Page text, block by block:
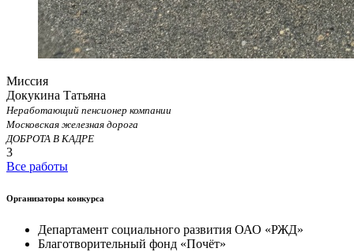
Миссия
Докукина Татьяна
Неработающий пенсионер компании
Московская железная дорога
ДОБРОТА В КАДРЕ
3
Все работы
Организаторы конкурса
Департамент социального развития ОАО «РЖД»
Благотворительный фонд «Почёт»